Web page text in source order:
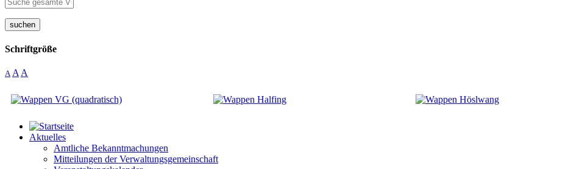
suchen
Schriftgröße
A A A
Aktuelles
Amtliche Bekanntmachungen
Mitteilungen der Verwaltungsgemeinschaft